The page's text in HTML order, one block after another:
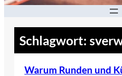
Schlagwort:
Warum Runden und